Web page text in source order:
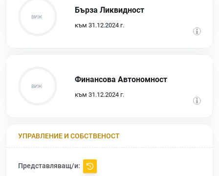
Бърза Ликвидност
към 31.12.2024 г.
Финансова Автономност
към 31.12.2024 г.
УПРАВЛЕНИЕ И СОБСТВЕНОСТ
Представляващ/и: